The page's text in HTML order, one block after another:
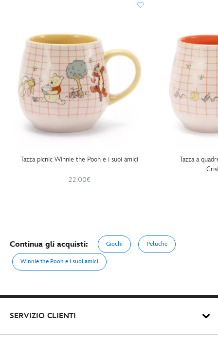
Tazza picnic Winnie the Pooh e i suoi amici
22.00€
Tazza a
Continua gli acquisti: Giochi Peluche
Winnie the Pooh e i suoi amici
SERVIZIO CLIENTI